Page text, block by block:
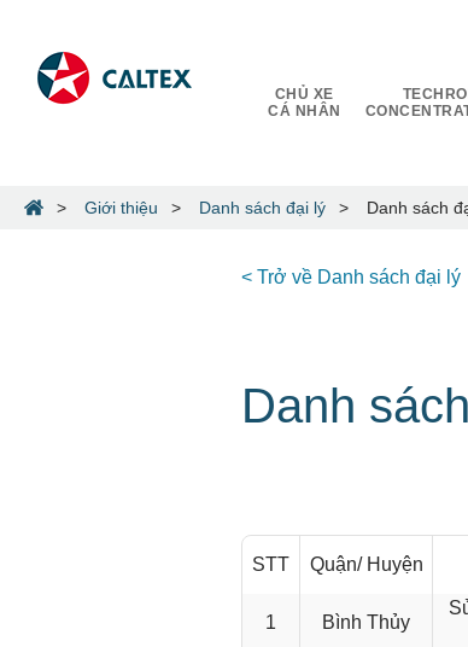
CHỦ XE
CÁ NHÂN
Giới thiệu Danh sách đại lý Danh sách
< Trở về Danh sách đại lý
Danh
STT Quận/ Huyện
1 Bình Thủy